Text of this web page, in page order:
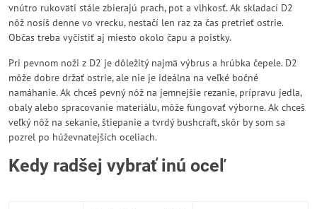
vnútro rukoväti stále zbierajú prach, pot a vlhkosť. Ak skladací D2
nôž nosíš denne vo vrecku, nestačí len raz za čas pretrieť ostrie.
Občas treba vyčistiť aj miesto okolo čapu a poistky.
Pri pevnom noži z D2 je dôležitý najmä výbrus a hrúbka čepele. D2
môže dobre držať ostrie, ale nie je ideálna na veľké bočné
namáhanie. Ak chceš pevný nôž na jemnejšie rezanie, prípravu jedla,
obaly alebo spracovanie materiálu, môže fungovať výborne. Ak chceš
veľký nôž na sekanie, štiepanie a tvrdý bushcraft, skôr by som sa
pozrel po húževnatejších oceliach.
Kedy radšej vybrať inú oceľ